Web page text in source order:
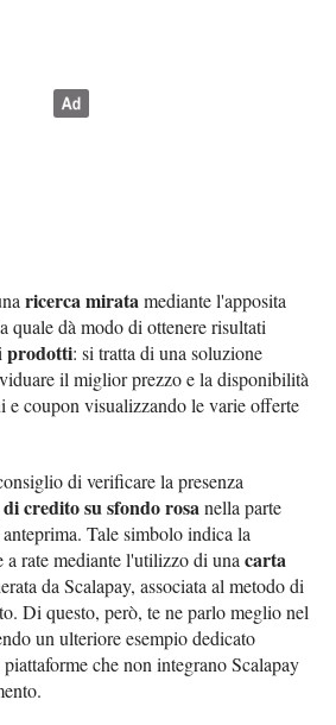
ricerca mirata mediante l'apposita
quale dà modo di ottenere risultati
prodotti: si tratta di una soluzione
il miglior prezzo e la disponibilità
e coupon visualizzando le varie offerte
di verificare la presenza
credito su sfondo rosa nella parte
Tale simbolo indica la
a rate mediante l'utilizzo di unacarta
da Scalapay, associata al metodo di
Di questo, però, te ne parlo meglio nel
un ulteriore esempio dedicato
che non integrano Scalapay